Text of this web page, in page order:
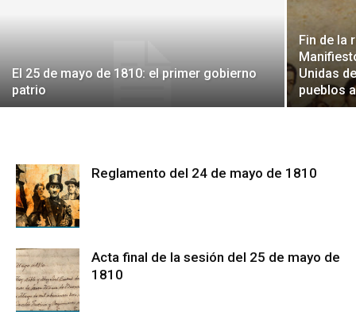
El 25 de mayo de 1810: el primer gobierno
patrio
Fin de la
Unidas
pueblos
Reglamento del 24 de mayo de 1810
Acta final de la sesión del 25 de mayo de
1810